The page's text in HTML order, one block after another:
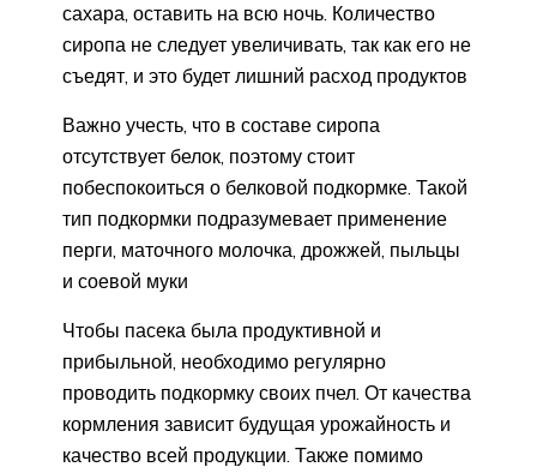
сахара, оставить на всю ночь. Количество
сиропа не следует увеличивать, так как его не
съедят, и это будет лишний расход продуктов
Важно учесть, что в составе сиропа
отсутствует белок, поэтому стоит
побеспокоиться о белковой подкормке. Такой
тип подкормки подразумевает применение
перги, маточного молочка, дрожжей, пыльцы
и соевой муки
Чтобы пасека была продуктивной и
прибыльной, необходимо регулярно
проводить подкормку своих пчел. От качества
кормления зависит будущая урожайность и
качество всей продукции. Также помимо